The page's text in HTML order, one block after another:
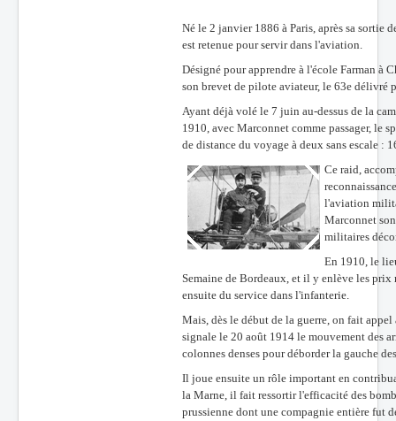
Né le 2 janvier 1886 à Paris, après sa sortie
est retenue pour servir dans l'aviation.
Désigné pour apprendre à l'école Farman à
son brevet de pilote aviateur, le 63e délivré
Ayant déjà volé le 7 juin au-dessus de la
1910, avec Marconnet comme passager, le
de distance du voyage à deux sans escale :
Ce raid,
l'aviation
Marconnet
militaires
En 1910, le
Semaine de Bordeaux, et il y enlève les
ensuite du service dans l'infanterie.
Mais, dès le début de la guerre, on fait
signale le 20 août 1914 le mouvement des
colonnes denses pour déborder la gauche
Il joue ensuite un rôle important en
la Marne, il fait ressortir l'efficacité des
prussienne dont une compagnie entière fut